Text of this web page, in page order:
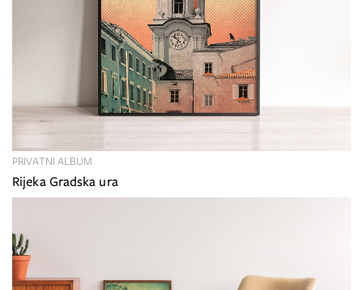
PRIVATNI ALBUM
Rijeka Gradska ura